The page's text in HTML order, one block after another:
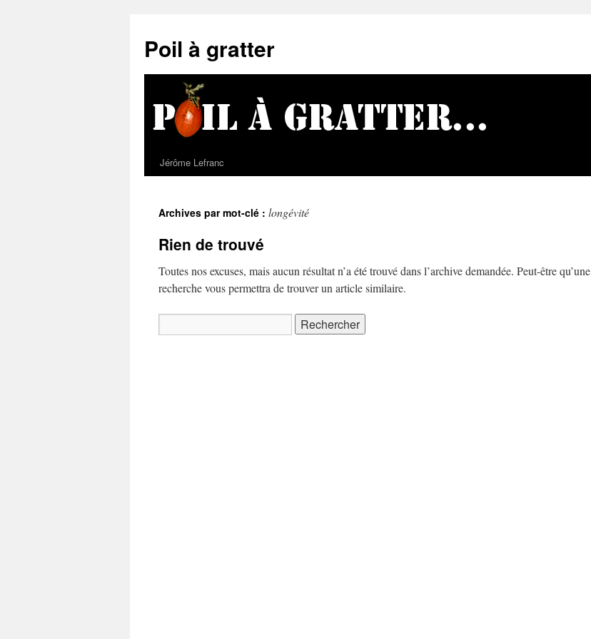
Poil à gratter
Jérôme Lefranc
Archives par mot-clé : longévité
Rien de trouvé
Toutes nos excuses, mais aucun résultat n’a été trouvé dans l’archive demandée. Peut-être qu’une
recherche vous permettra de trouver un article similaire.